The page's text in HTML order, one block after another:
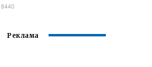
8440
Реклама